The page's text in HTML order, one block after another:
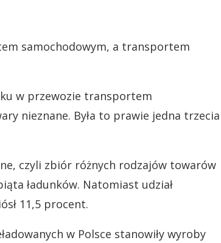
samochodowym, a transportem
w przewozie transportem
nieznane. Była to prawie jedna trzecia
czyli zbiór różnych rodzajów towarów
ładunków. Natomiast udział
11,5 procent.
w Polsce stanowiły wyroby